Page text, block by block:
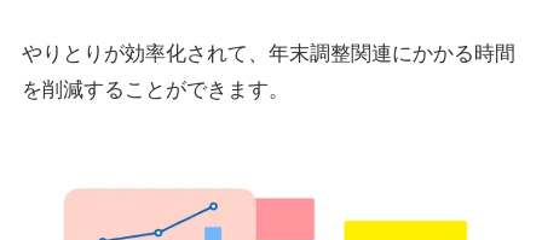
やりとりが効率化されて、年末調整関連にかかる時間
を削減することができます。